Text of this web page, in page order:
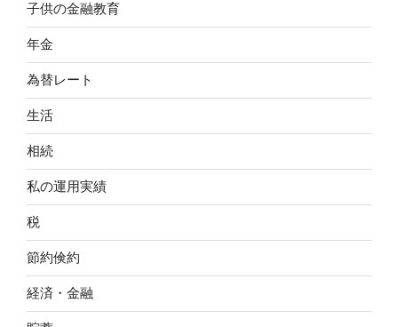
子供の金融教育
年金
為替レート
生活
相続
私の運用実績
税
節約倹約
経済・金融